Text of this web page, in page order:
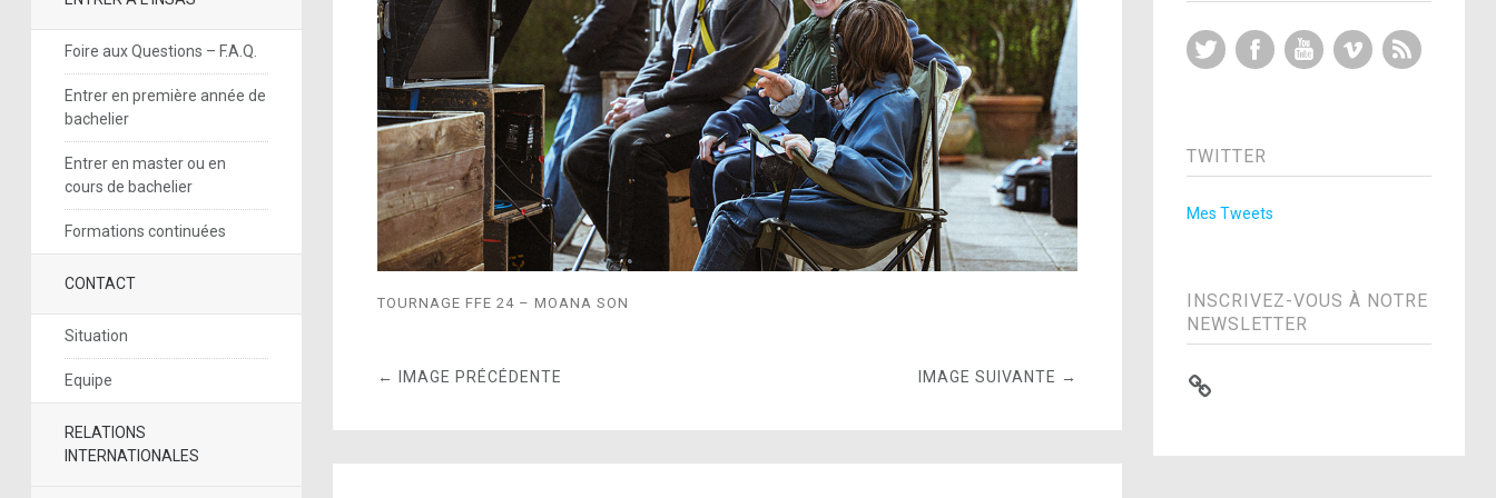
Foire aux Questions – F.A.Q.
Entrer en première année de
bachelier
Entrer en master ou en
cours de bachelier
Formations continuées
CONTACT
Situation
Equipe
RELATIONS
INTERNATIONALES
TOURNAGE FFE 24 – MOANA SON
← IMAGE PRÉCÉDENTE IMAGE SUIVANTE →
Twitter FacebookYouTubeVimeo
TWITTER
Mes Tweets
INSCRIVEZ-VOUS À NOTRE
NEWSLETTER